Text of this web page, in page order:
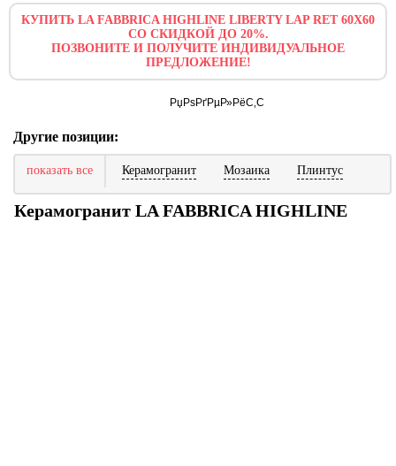
КУПИТЬ LA FABBRICA HIGHLINE LIBERTY LAP RET 60X60
СО СКИДКОЙ ДО 20%.
ПОЗВОНИТЕ И ПОЛУЧИТЕ ИНДИВИДУАЛЬНОЕ
ПРЕДЛОЖЕНИЕ!
Другие позиции:
показать все Керамогранит Мозаика Плинтус
Керамогранит LA FABBRICA HIGHLINE